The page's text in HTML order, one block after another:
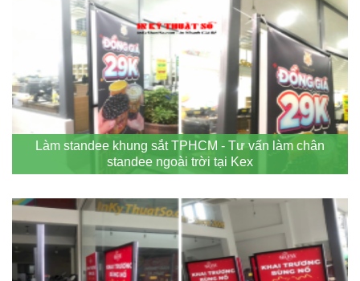
Làm standee khung sắt TPHCM - Tư vấn làm chân
standee ngoài trời tại Kex